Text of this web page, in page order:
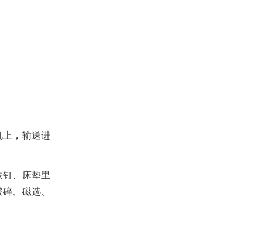
上，输送进
、床垫里
、磁选、